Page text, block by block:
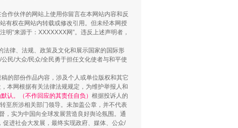
法官巧妙执行解纠纷
作伙伴的网站上使用你留言在本网站内容和反
有权在网站内转载或修改引用。但未经本网授
“来源于：XXXXXXX网”。违反上述声明者，
法律、法规、政策及文化和展示国家的国际形
民/大众/民众/全民勇于担任文化使者与和平使
的部份作品内容，涉及个人或单位版权和其它
本网根据有关法律法规规定，为维护举报人和
认。（不作回应的其责任自负） 根据投诉人的
至所涉相关部门领导。未加盖公章，并不代表
，实为中国向全球发展营造良好舆论氛围。通
进社会大发展，最终实现政府、媒体、公众/